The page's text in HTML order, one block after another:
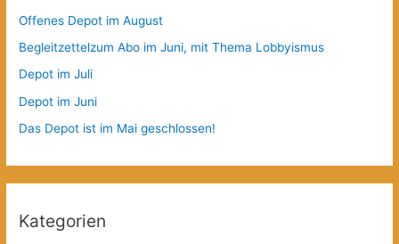
Offenes Depot im August
Begleitzettelzum Abo im Juni, mit Thema Lobbyismus
Depot im Juli
Depot im Juni
Das Depot ist im Mai geschlossen!
Kategorien